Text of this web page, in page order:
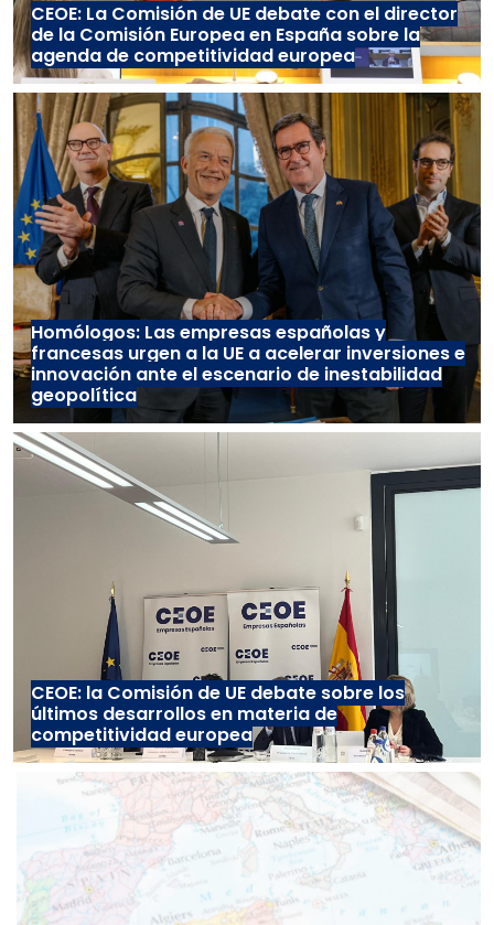
CEOE: La Comisión de UE debate con el director
de la Comisión Europea en España sobre la
agenda de competitividad europea
Homólogos: Las empresas españolas y
francesas urgen a la UE a acelerar inversiones e
innovación ante el escenario de inestabilidad
geopolítica
CEOE: la Comisión de UE debate sobre los
últimos desarrollos en materia de
competitividad europea